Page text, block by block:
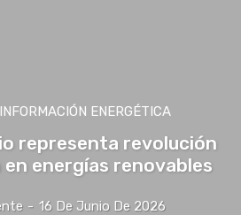
ENERGÉTICA
representa revolución
energías renovables
- 16 De Junio De 2026